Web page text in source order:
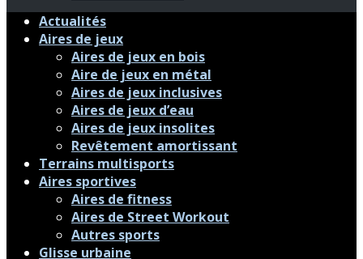
Actualités
Aires de jeux
Aires de jeux en bois
Aire de jeux en métal
Aires de jeux inclusives
Aires de jeux d’eau
Aires de jeux insolites
Revêtement amortissant
Terrains multisports
Aires sportives
Aires de fitness
Aires de Street Workout
Autres sports
Glisse urbaine